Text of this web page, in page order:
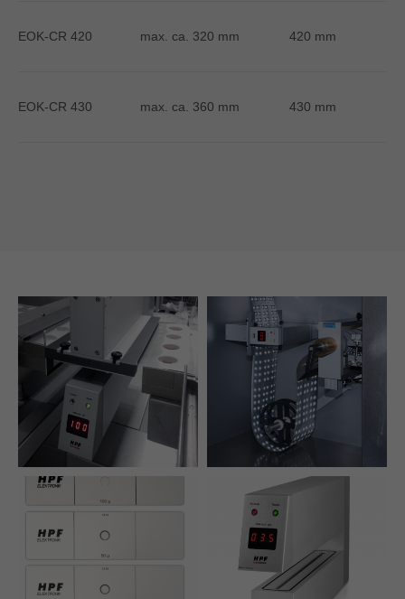
EOK-CR 420 max. ca. 320 mm 420 mm
EOK-CR 430 max. ca. 360 mm 430 mm